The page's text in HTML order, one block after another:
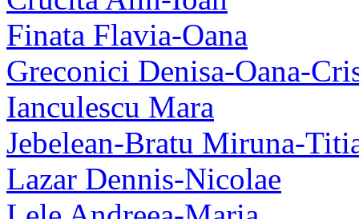
Finata Flavia-Oana
Greconici Denisa-Oana-
Ianculescu Mara
Jebelean-Bratu Miruna-
Lazar Dennis-Nicolae